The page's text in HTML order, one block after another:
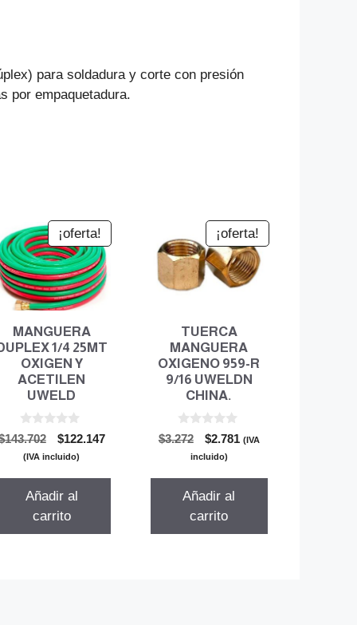
para soldadura y corte con presión
por empaquetadura.
¡oferta!
MANGUERA
1/4 25MT
OXIGEN Y
ACETILEN
UWELD
0
d
e
143.702
El
precio
era:
$122.147El
(IVA incluido)
Añadir al
carrito
¡oferta!
TUERCA
MANGUERA
OXIGENO 959-R
9/16 UWELDN
CHINA.
0
d
$3.272
El
precio
era:
$2.781 El
(IVA
incluido)
Añadir al
carrito